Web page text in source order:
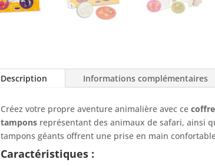
Description Informations complémentaires
Créez votre propre aventure animalière avec ce
tampons représentant des animaux de safari, ainsi
tampons géants offrent une prise en main
Caractéristiques :